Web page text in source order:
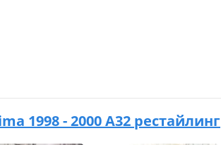
1998 - 2000 A32 рестайлинг